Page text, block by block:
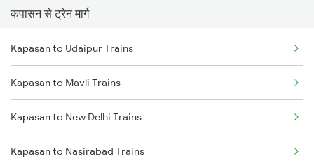
Jaipur to Dausa Trains
Jaipur to Rewari Trains
Jaipur to New Delhi Trains
कपासन से ट्रेन मार्ग
Kapasan to Udaipur Trains
Kapasan to Mavli Trains
Kapasan to New Delhi Trains
Kapasan to Nasirabad Trains